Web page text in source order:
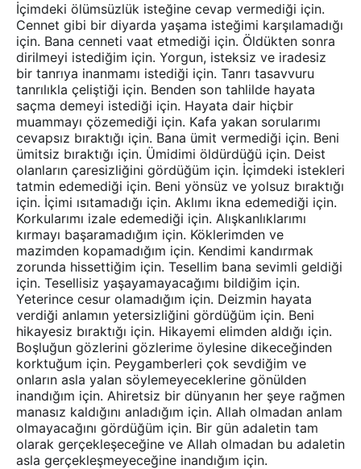
İçimdeki ölümsüzlük isteğine cevap vermediği için.
Cennet gibi bir diyarda yaşama isteğimi karşılamadığı
için. Bana cenneti vaat etmediği için. Öldükten sonra
dirilmeyi istediğim için. Yorgun, isteksiz ve iradesiz
bir tanrıya inanmamı istediği için. Tanrı tasavvuru
tanrılıkla çeliştiği için. Benden son tahlilde hayata
saçma demeyi istediği için. Hayata dair hiçbir
muammayı çözemediği için. Kafa yakan sorularımı
cevapsız bıraktığı için. Bana ümit vermediği için. Beni
ümitsiz bıraktığı için. Ümidimi öldürdüğü için. Deist
olanların çaresizliğini gördüğüm için. İçimdeki istekleri
tatmin edemediği için. Beni yönsüz ve yolsuz bıraktığı
için. İçimi ısıtamadığı için. Aklımı ikna edemediği için.
Korkularımı izale edemediği için. Alışkanlıklarımı
kırmayı başaramadığım için. Köklerimden ve
mazimden kopamadığım için. Kendimi kandırmak
zorunda hissettiğim için. Tesellim bana sevimli geldiği
için. Tesellisiz yaşayamayacağımı bildiğim için.
Yeterince cesur olamadığım için. Deizmin hayata
verdiği anlamın yetersizliğini gördüğüm için. Beni
hikayesiz bıraktığı için. Hikayemi elimden aldığı için.
Boşluğun gözlerini gözlerime öylesine dikeceğinden
korktuğum için. Peygamberleri çok sevdiğim ve
onların asla yalan söylemeyeceklerine gönülden
inandığım için. Ahiretsiz bir dünyanın her şeye rağmen
manasız kaldığını anladığım için. Allah olmadan anlam
olmayacağını gördüğüm için. Bir gün adaletin tam
olarak gerçekleşeceğine ve Allah olmadan bu adaletin
asla gerçekleşmeyeceğine inandığım için.